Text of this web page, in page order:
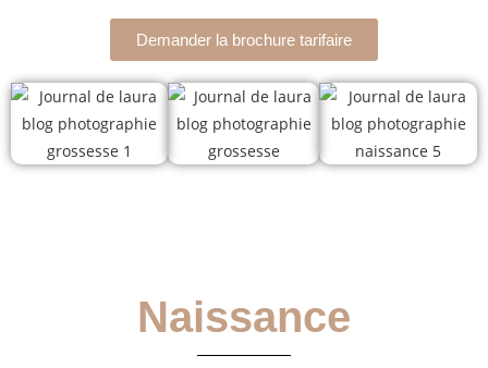
Demander la brochure tarifaire
Naissance